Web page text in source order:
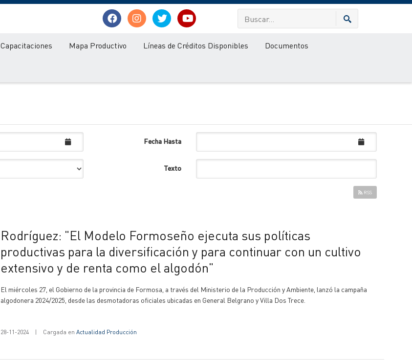
Capacitaciones Mapa Productivo Líneas de Créditos Disponibles Documentos
Fecha Hasta
Texto
RSS
Rodríguez: "El Modelo Formoseño ejecuta sus políticas
productivas para la diversificación y para continuar con un cultivo
extensivo y de renta como el algodón"
El miércoles 27, el Gobierno de la provincia de Formosa, a través del Ministerio de la Producción y Ambiente, lanzó la campaña
algodonera 2024/2025, desde las desmotadoras oficiales ubicadas en General Belgrano y Villa Dos Trece.
28-11-2024 | Cargada en Actualidad Producción